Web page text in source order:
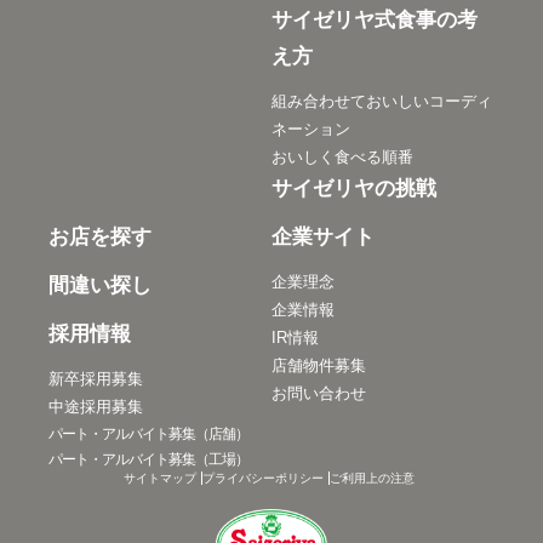
サイゼリヤ式食事の考
え方
組み合わせておいしいコーディ
ネーション
おいしく食べる順番
サイゼリヤの挑戦
お店を探す
間違い探し
採用情報
新卒採用募集
中途採用募集
パート・アルバイト募集（店舗）
パート・アルバイト募集（工場）
企業サイト
企業理念
企業情報
IR情報
店舗物件募集
お問い合わせ
サイトマップ プライバシーポリシー ご利用上の注意